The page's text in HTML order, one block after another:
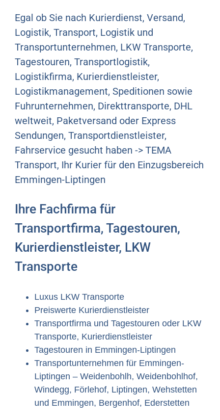
Egal ob Sie nach Kurierdienst, Versand,
Logistik, Transport, Logistik und
Transportunternehmen, LKW Transporte,
Tagestouren, Transportlogistik,
Logistikfirma, Kurierdienstleister,
Logistikmanagement, Speditionen sowie
Fuhrunternehmen, Direkttransporte, DHL
weltweit, Paketversand oder Express
Sendungen, Transportdienstleister,
Fahrservice gesucht haben -> TEMA
Transport, Ihr Kurier für den Einzugsbereich
Emmingen-Liptingen
Ihre Fachfirma für
Transportfirma, Tagestouren,
Kurierdienstleister, LKW
Transporte
Luxus LKW Transporte
Preiswerte Kurierdienstleister
Transportfirma und Tagestouren oder LKW
Transporte, Kurierdienstleister
Tagestouren in Emmingen-Liptingen
Transportunternehmen für Emmingen-
Liptingen – Weidenbohlh, Weidenbohlhof,
Windegg, Förlehof, Liptingen, Wehstetten
und Emmingen, Bergenhof, Ederstetten